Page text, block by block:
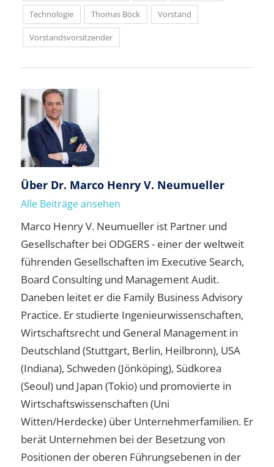
Technologie Thomas Böck Vorstand
Vorstandsvorsitzender
Über Dr. Marco Henry V. Neumueller
Alle Beiträge ansehen
Marco Henry V. Neumueller ist Partner und
Gesellschafter bei ODGERS - einer der weltweit
führenden Gesellschaften im Executive Search,
Board Consulting und Management Audit.
Daneben leitet er die Family Business Advisory
Practice. Er studierte Ingenieurwissenschaften,
Wirtschaftsrecht und General Management in
Deutschland (Stuttgart, Berlin, Heilbronn), USA
(Indiana), Schweden (Jönköping), Südkorea
(Seoul) und Japan (Tokio) und promovierte in
Wirtschaftswissenschaften (Uni
Witten/Herdecke) über Unternehmerfamilien. Er
berät Unternehmen bei der Besetzung von
Positionen der oberen Führungsebenen in der